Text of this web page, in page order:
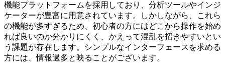
機能プラットフォームを採用しており、分析ツールやインジ
ケーターが豊富に用意されています。しかしながら、これら
の機能が多すぎるため、初心者の方にはどこから操作を始め
れば良いのか分かりにくく、かえって混乱を招きやすいとい
う課題が存在します。シンプルなインターフェースを求める
方には、情報過多と映ることがございます。